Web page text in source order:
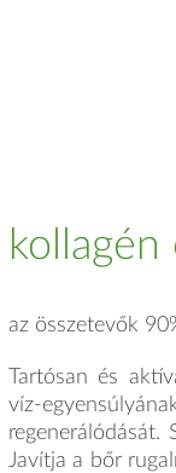
kollagén
az összetevők
Tartósan és
víz-
Javítja a bőr